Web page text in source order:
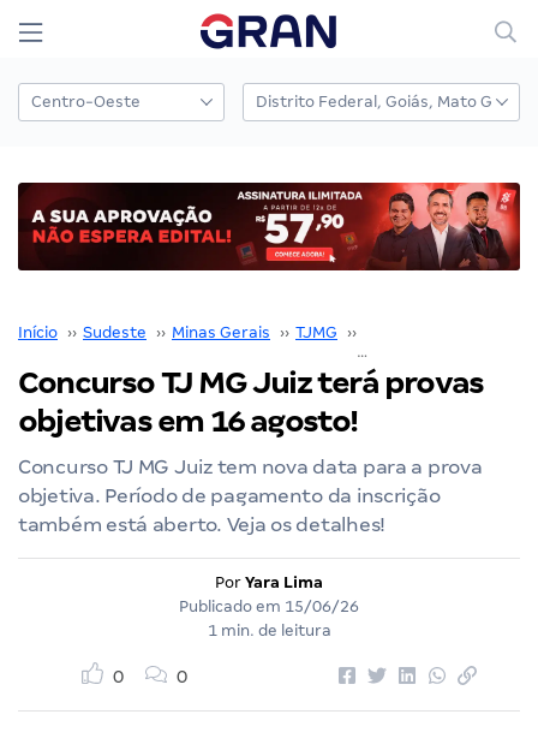
Início ›› Sudeste ›› Minas Gerais ›› TJMG ››
Concurso TJ MG Juiz terá provas
objetivas em 16 agosto!
Concurso TJ MG Juiz tem nova data para a prova
objetiva. Período de pagamento da inscrição
também está aberto. Veja os detalhes!
Por Yara Lima
Publicado em 15/06/26
1 min. de leitura
0 0